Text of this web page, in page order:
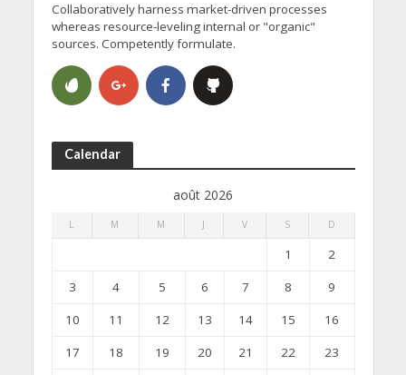
Collaboratively harness market-driven processes
whereas resource-leveling internal or "organic"
sources. Competently formulate.
Calendar
août 2026
L M M J V S D
1
2
3
4 5 6 7 8
9
10
11 12 13 14 15
16
17
18 19 20 21 22
23